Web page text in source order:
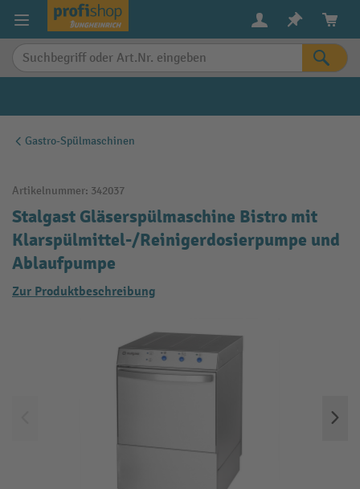
springen
Gastro-Spülmaschinen
Artikelnummer: 342037
Stalgast Gläserspülmaschine Bistro mit
Klarspülmittel-/Reinigerdosierpumpe und
Ablaufpumpe
Zur Produktbeschreibung